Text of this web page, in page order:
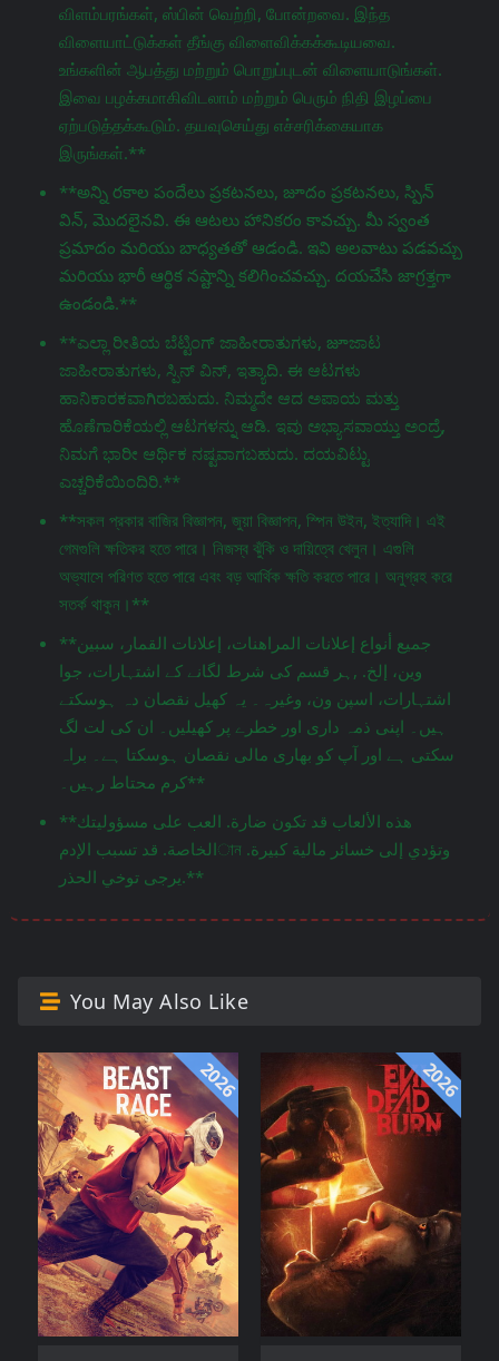
விளம்பரங்கள், ஸ்பின் வெற்றி, போன்றவை. இந்த
விளையாட்டுக்கள் தீங்கு விளைவிக்கக்கூடியவை.
உங்களின் ஆபத்து மற்றும் பொறுப்புடன் விளையாடுங்கள்.
இவை பழக்கமாகிவிடலாம் மற்றும் பெரும் நிதி இழப்பை
ஏற்படுத்தக்கூடும். தயவுசெய்து எச்சரிக்கையாக
இருங்கள்.**
**అన్ని రకాల పందేలు ప్రకటనలు, జూదం ప్రకటనలు, స్పిన్
విన్, మొదలైనవి. ఈ ఆటలు హానికరం కావచ్చు. మీ స్వంత
ప్రమాదం మరియు బాధ్యతతో ఆడండి. ఇవి అలవాటు పడవచ్చు
మరియు భారీ ఆర్థిక నష్టాన్ని కలిగించవచ్చు. దయచేసి జాగ్రತ್ತగా
ఉండండి.**
**ಎಲ್ಲಾ ರೀತಿಯ ಬೆಟ್ಟಿಂಗ್ ಜಾಹೀರಾತುಗಳು, జూಜಾಟ
ಜಾಹೀರಾತುಗಳು, ಸ್ಪಿನ್ ವಿನ್, ಇತ್ಯಾದಿ. ಈ ಆಟಗಳು
ಹಾನಿಕಾರಕವಾಗಿರಬಹುದು. ನಿಮ್ಮದೇ ಆದ ಅಪಾಯ ಮತ್ತು
ಹೊಣೆಗಾರಿಕೆಯಲ್ಲಿ ಆಟಗಳನ್ನು ಆಡಿ. ಇವು ಅಭ್ಯಾಸವಾಯ್ತು ಅಂದ್ರೆ,
ನಿಮಗೆ ಭಾರೀ ಆರ್ಥಿಕ ನಷ್ಟವಾಗಬಹುದು. ದಯವಿಟ್ಟು
ಎಚ್ಚರಿಕೆಯಿಂದಿರಿ.**
**সকল প্রকার বাজির বিজ্ঞাপন, জুয়া বিজ্ঞাপন, স্পিন উইন, ইত্যাদি। এই
গেমগুলি ক্ষতিকর হতে পারে। নিজস্ব ঝুঁকি ও দায়িত্বে খেলুন। এগুলি
অভ্যাসে পরিণত হতে পারে এবং বড় আর্থিক ক্ষতি করতে পারে। অনুগ্রহ করে
সতর্ক থাকুন।**
**جميع أنواع إعلانات المراهنات، إعلانات القمار، سبين
وين، إلخ. ,ہر قسم کی شرط لگانے کے اشتہارات، جوا
اشتہارات، اسپن ون، وغیرہ۔ یہ کھیل نقصان دہ ہوسکتے
ہیں۔ اپنی ذمہ داری اور خطرے پر کھیلیں۔ ان کی لت لگ
سکتی ہے اور آپ کو بھاری مالی نقصان ہوسکتا ہے۔ براہ
کرم محتاط رہیں۔**
**هذه الألعاب قد تكون ضارة. العب على مسؤوليتك
الخاصة. قد تسبب الإدمান وتؤدي إلى خسائر مالية كبيرة.
يرجى توخي الحذر.**
You May Also Like
2026 2026